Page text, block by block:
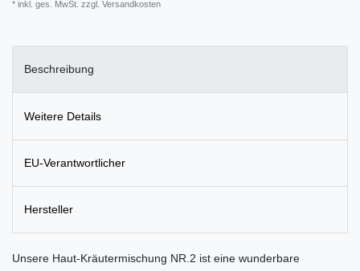
* inkl. ges. MwSt. zzgl. Versandkosten
Beschreibung
Weitere Details
EU-Verantwortlicher
Hersteller
Unsere Haut-Kräutermischung NR.2 ist eine wunderbare